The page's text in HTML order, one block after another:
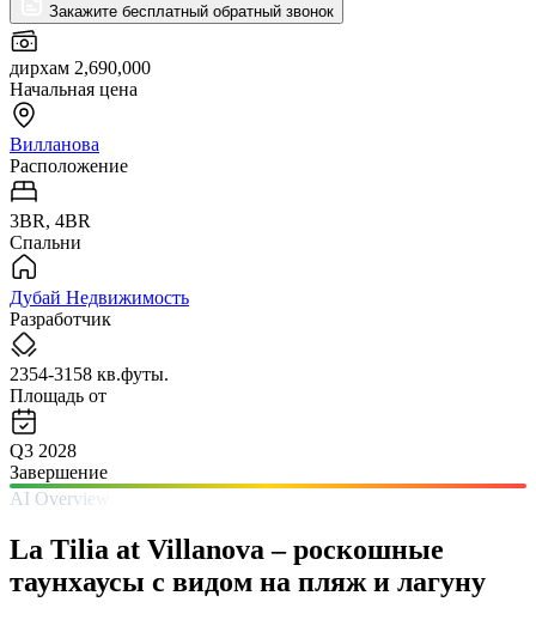
Закажите бесплатный обратный звонок
дирхам 2,690,000
Начальная цена
Вилланова
Расположение
3BR, 4BR
Спальни
Дубай Недвижимость
Разработчик
2354-3158 кв.футы.
Площадь от
Q3 2028
Завершение
AI Overview
La Tilia at Villanova – роскошные
таунхаусы с видом на пляж и лагуну